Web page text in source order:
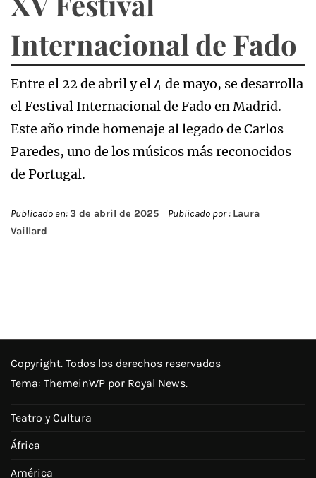
Internacional de Fado
Entre el 22 de abril y el 4 de mayo, se desarrolla
el Festival Internacional de Fado en Madrid.
Este año rinde homenaje al legado de Carlos
Paredes, uno de los músicos más reconocidos
de Portugal.
Publicado en:3 de abril de 2025 Publicado por : Laura
Vaillard
Copyright. Todos los derechos reservados
Tema: ThemeinWP por Royal News.
Teatro y Cultura
África
América